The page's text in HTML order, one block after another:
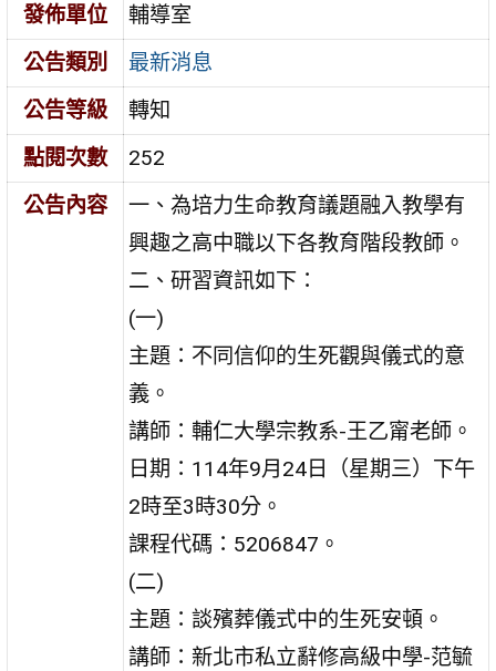
發佈單位
輔導室
公告類別
最新消息
公告等級
轉知
點閱次數
252
公告內容
一、為培力生命教育議題融入教學有
興趣之高中職以下各教育階段教師。
二、研習資訊如下：
(一)
主題：不同信仰的生死觀與儀式的意
義。
講師：輔仁大學宗教系-王乙甯老師。
日期：114年9月24日（星期三）下午
2時至3時30分。
課程代碼：5206847。
(二)
主題：談殯葬儀式中的生死安頓。
講師：新北市私立辭修高級中學-范毓